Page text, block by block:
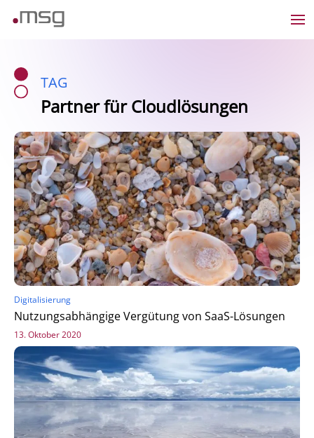
TAG
Partner für Cloudlösungen
Digitalisierung
Nutzungsabhängige Vergütung von SaaS-Lösungen
13. Oktober 2020